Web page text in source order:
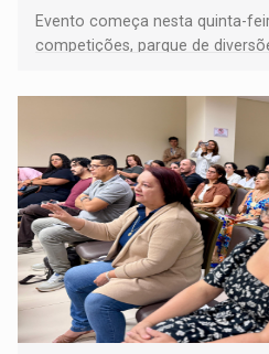
Evento começa nesta quinta-
competições, parque de